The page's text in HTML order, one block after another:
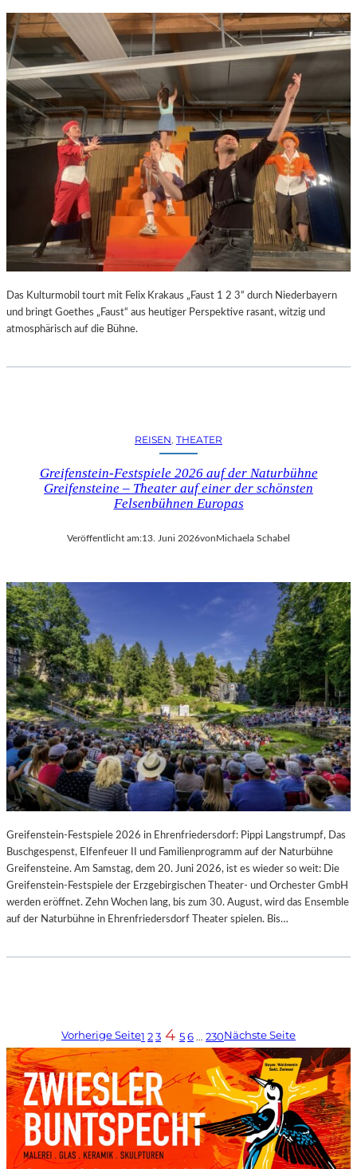
Das Kulturmobil tourt mit Felix Krakaus „Faust 1 2 3“ durch Niederbayern
und bringt Goethes „Faust“ aus heutiger Perspektive rasant, witzig und
atmosphärisch auf die Bühne.
REISEN, THEATER
Greifenstein-Festspiele 2026 auf der Naturbühne
Greifensteine – Theater auf einer der schönsten
Felsenbühnen Europas
Veröffentlicht am:13. Juni 2026von Michaela Schabel
Greifenstein-Festspiele 2026 in Ehrenfriedersdorf: Pippi Langstrumpf, Das
Buschgespenst, Elfenfeuer II und Familienprogramm auf der Naturbühne
Greifensteine. Am Samstag, dem 20. Juni 2026, ist es wieder so weit: Die
Greifenstein-Festspiele der Erzgebirgischen Theater- und Orchester GmbH
werden eröffnet. Zehn Wochen lang, bis zum 30. August, wird das Ensemble
auf der Naturbühne in Ehrenfriedersdorf Theater spielen. Bis…
Vorherige Seite1 23 4 56… 230Nächste Seite